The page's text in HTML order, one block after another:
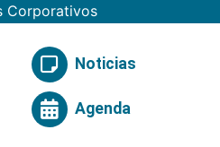
Corporativos
Noticias
Agenda